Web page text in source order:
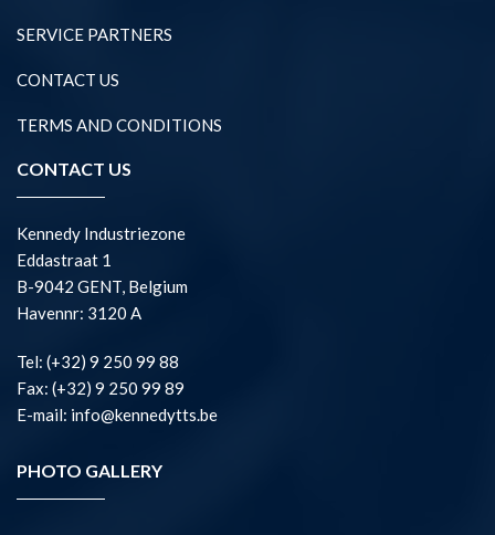
SERVICE PARTNERS
CONTACT US
TERMS AND CONDITIONS
CONTACT US
Kennedy Industriezone
Eddastraat 1
B-9042 GENT, Belgium
Havennr: 3120 A
Tel: (+32) 9 250 99 88
Fax: (+32) 9 250 99 89
E-mail: info@kennedytts.be
PHOTO GALLERY